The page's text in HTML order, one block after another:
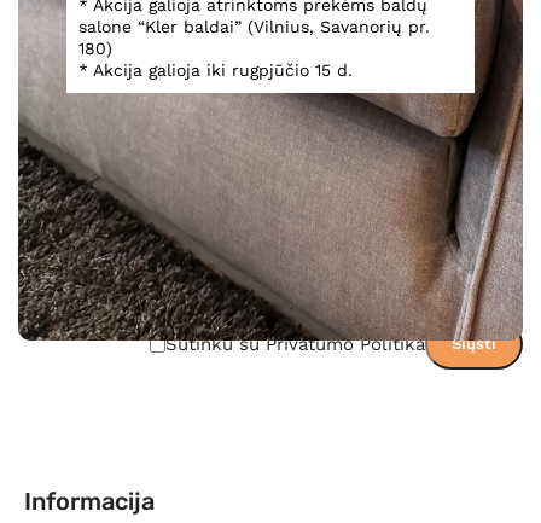
* Akcija galioja atrinktoms prekėms baldų
salone “Kler baldai” (Vilnius, Savanorių pr.
180)
* Akcija galioja iki rugpjūčio 15 d.
Teirautis dėl prekės
Sutinku su Privatumo Politika
Informacija